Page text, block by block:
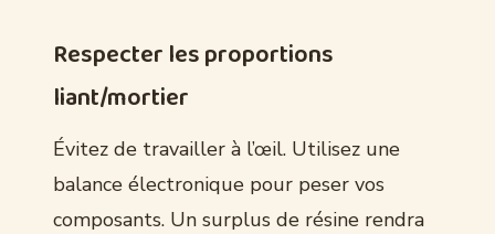
Respecter les proportions
liant/mortier
Évitez de travailler à l’œil. Utilisez une
balance électronique pour peser vos
composants. Un surplus de résine rendra